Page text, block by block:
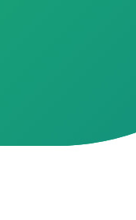
ao tema.